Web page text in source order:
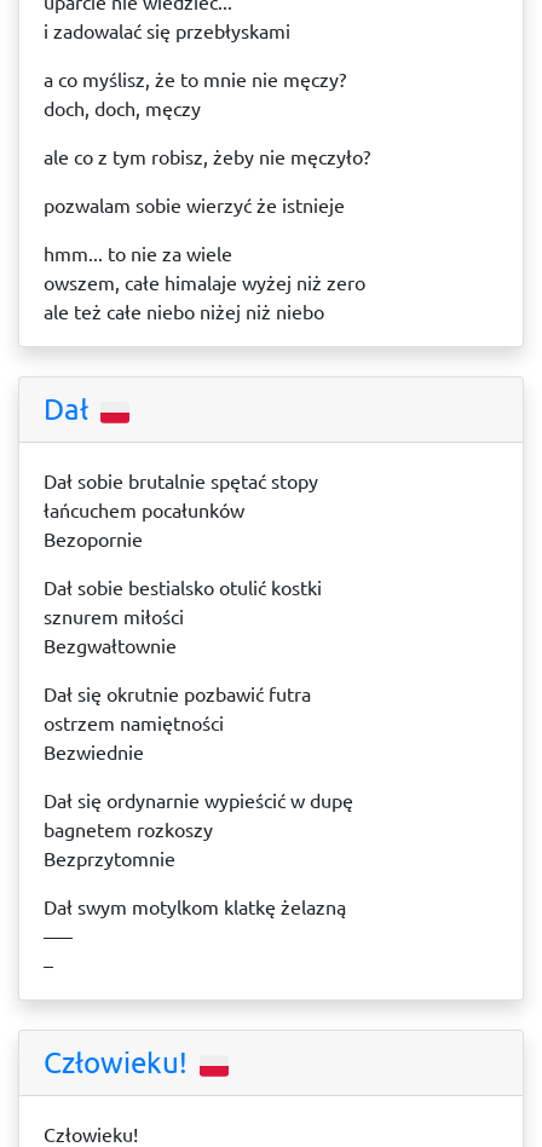
i zadowalać się przebłyskami
a co myślisz, że to mnie nie męczy?
doch, doch, męczy
ale co z tym robisz, żeby nie męczyło?
pozwalam sobie wierzyć że istnieje
hmm... to nie za wiele
owszem, całe himalaje wyżej niż zero
ale też całe niebo niżej niż niebo
Dał
Dał sobie brutalnie spętać stopy
łańcuchem pocałunków
Bezopornie
Dał sobie bestialsko otulić kostki
sznurem miłości
Bezgwałtownie
Dał się okrutnie pozbawić futra
ostrzem namiętności
Bezwiednie
Dał się ordynarnie wypieścić w dupę
bagnetem rozkoszy
Bezprzytomnie
Dał swym motylkom klatkę żelazną
–––
–
Człowieku!
Człowieku!